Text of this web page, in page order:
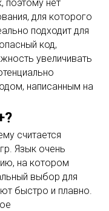
поэтому нет
для которого
подходит для
код,
увеличивать
написанным на
считается
Язык очень
на котором
выбор для
быстро и плавно.